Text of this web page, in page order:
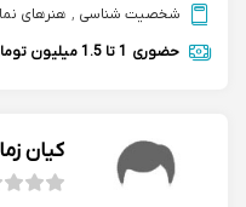
شخصیت شناسی , هنرهای
حضوری 1 تا 1.5 میلیون تومان
کیان